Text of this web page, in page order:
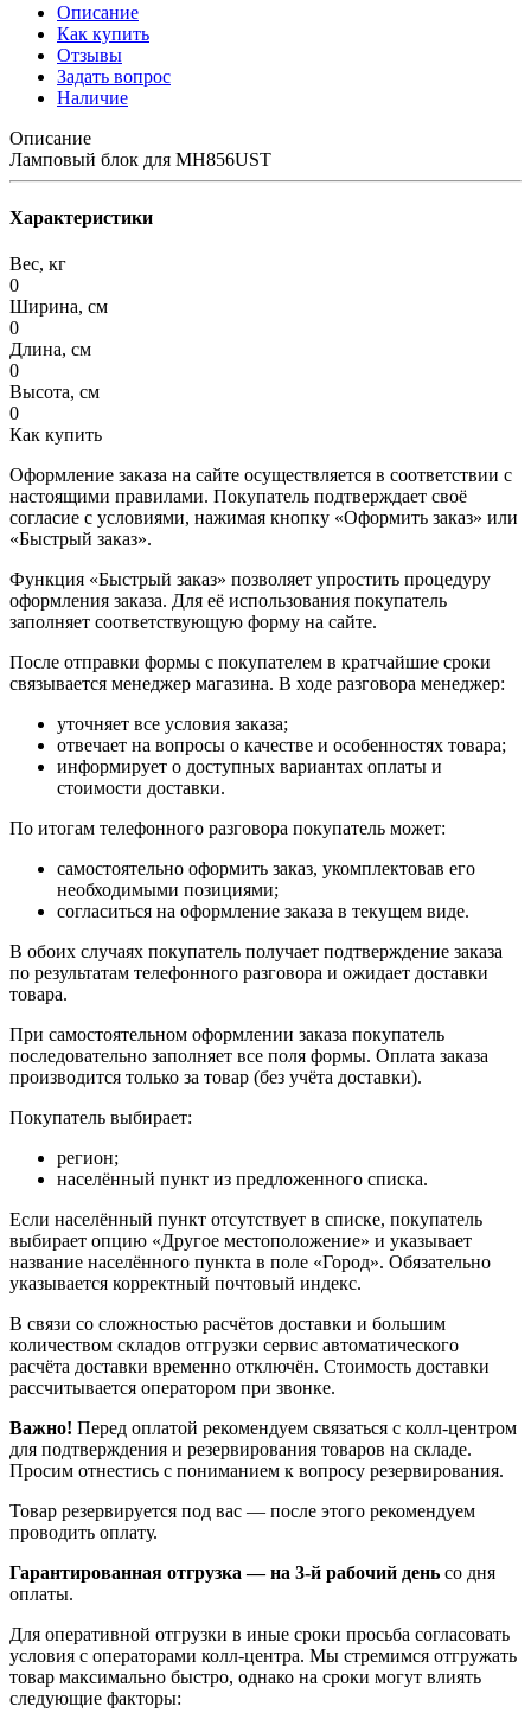
Описание
Как купить
Отзывы
Задать вопрос
Наличие
Описание
Ламповый блок для MH856UST
Характеристики
Вес, кг
0
Ширина, см
0
Длина, см
0
Высота, см
0
Как купить
Оформление заказа на сайте осуществляется в соответствии с
настоящими правилами. Покупатель подтверждает своё
согласие с условиями, нажимая кнопку «Оформить заказ» или
«Быстрый заказ».
Функция «Быстрый заказ» позволяет упростить процедуру
оформления заказа. Для её использования покупатель
заполняет соответствующую форму на сайте.
После отправки формы с покупателем в кратчайшие сроки
связывается менеджер магазина. В ходе разговора менеджер:
уточняет все условия заказа;
отвечает на вопросы о качестве и особенностях товара;
информирует о доступных вариантах оплаты и
стоимости доставки.
По итогам телефонного разговора покупатель может:
самостоятельно оформить заказ, укомплектовав его
необходимыми позициями;
согласиться на оформление заказа в текущем виде.
В обоих случаях покупатель получает подтверждение заказа
по результатам телефонного разговора и ожидает доставки
товара.
При самостоятельном оформлении заказа покупатель
последовательно заполняет все поля формы. Оплата заказа
производится только за товар (без учёта доставки).
Покупатель выбирает:
регион;
населённый пункт из предложенного списка.
Если населённый пункт отсутствует в списке, покупатель
выбирает опцию «Другое местоположение» и указывает
название населённого пункта в поле «Город». Обязательно
указывается корректный почтовый индекс.
В связи со сложностью расчётов доставки и большим
количеством складов отгрузки сервис автоматического
расчёта доставки временно отключён. Стоимость доставки
рассчитывается оператором при звонке.
Важно! Перед оплатой рекомендуем связаться с колл‑центром
для подтверждения и резервирования товаров на складе.
Просим отнестись с пониманием к вопросу резервирования.
Товар резервируется под вас — после этого рекомендуем
проводить оплату.
Гарантированная отгрузка — на 3‑й рабочий день со дня
оплаты.
Для оперативной отгрузки в иные сроки просьба согласовать
условия с операторами колл‑центра. Мы стремимся отгружать
товар максимально быстро, однако на сроки могут влиять
следующие факторы: